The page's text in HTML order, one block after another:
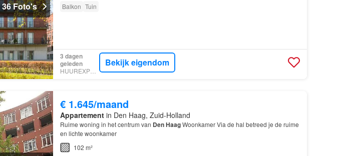
36 Foto's
Balkon Tuin
3 dagen
geleden
HUUREXPERT
Bekijk eigendom
€ 1.645/maand
Appartementin Den Haag, Zuid-Holland
Ruime woning in het centrum van Den HaagWoonkamer Via de hal betreed je de ruime
en lichte woonkamer
102 m²